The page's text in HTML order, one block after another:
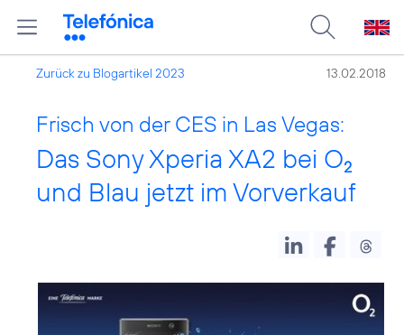
Zurück zu Blogartikel 2023 13.02.2018
Frisch von der CES in Las Vegas:
Das Sony Xperia XA2 bei O2
und Blau jetzt im Vorverkauf